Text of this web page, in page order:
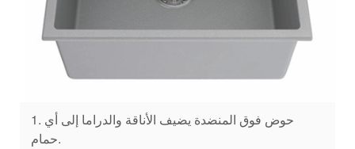
1. حوض فوق المنضدة يضيف الأناقة والدراما إلى أي
حمام.